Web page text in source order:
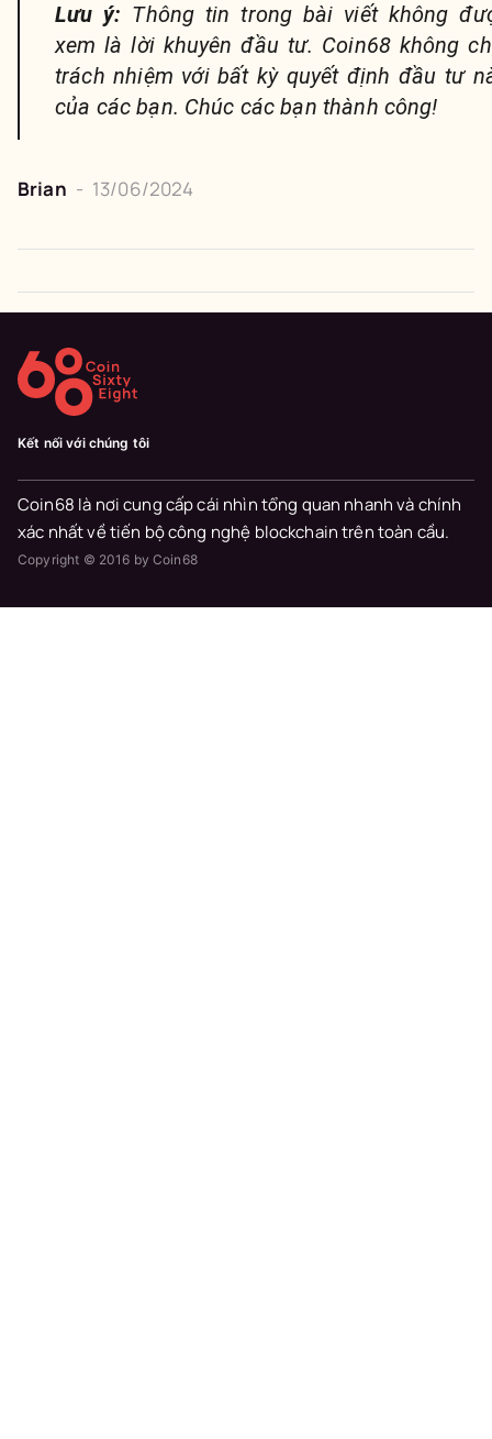
Lưu ý: Thông tin trong bài viết không
xem là lời khuyên đầu tư. Coin68 không
trách nhiệm với bất kỳ quyết định đầu tư
của các bạn. Chúc các bạn thành công!
Brian - 13/06/2024
Kết nối với chúng tôi
Coin68 là nơi cung cấp cái nhìn tổng quan nhanh và chính
xác nhất về tiến bộ công nghệ blockchain trên toàn cầu.
Copyright © 2016 by Coin68